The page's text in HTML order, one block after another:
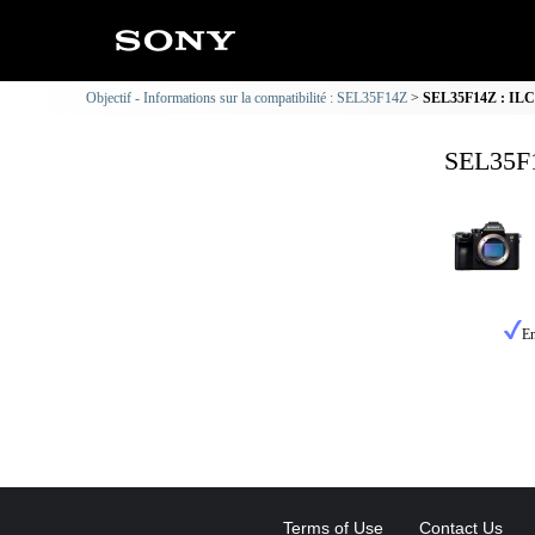
Objectif - Informations sur la compatibilité : SEL35F14Z SEL35F14Z :
Terms of Use Contact Us